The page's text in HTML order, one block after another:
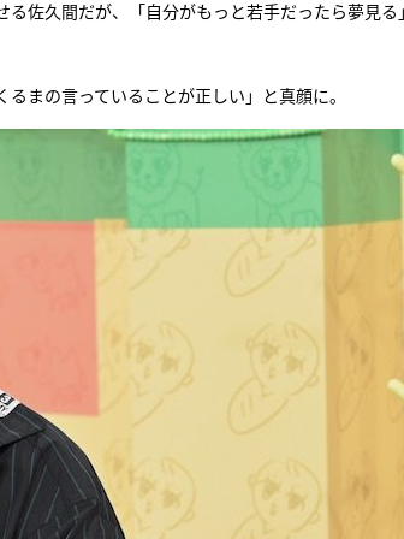
佐久間だが、「自分がもっと若手だったら夢見る
まの言っていることが正しい」と真顔に。